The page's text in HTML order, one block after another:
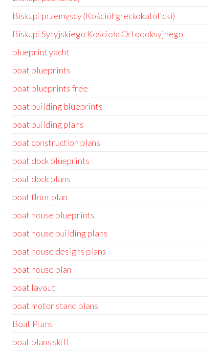
Biskupi przemyscy (Kościół greckokatolicki)
Biskupi Syryjskiego Kościoła Ortodoksyjnego
blueprint yacht
boat blueprints
boat blueprints free
boat building blueprints
boat building plans
boat construction plans
boat dock blueprints
boat dock plans
boat floor plan
boat house blueprints
boat house building plans
boat house designs plans
boat house plan
boat layout
boat motor stand plans
Boat Plans
boat plans skiff